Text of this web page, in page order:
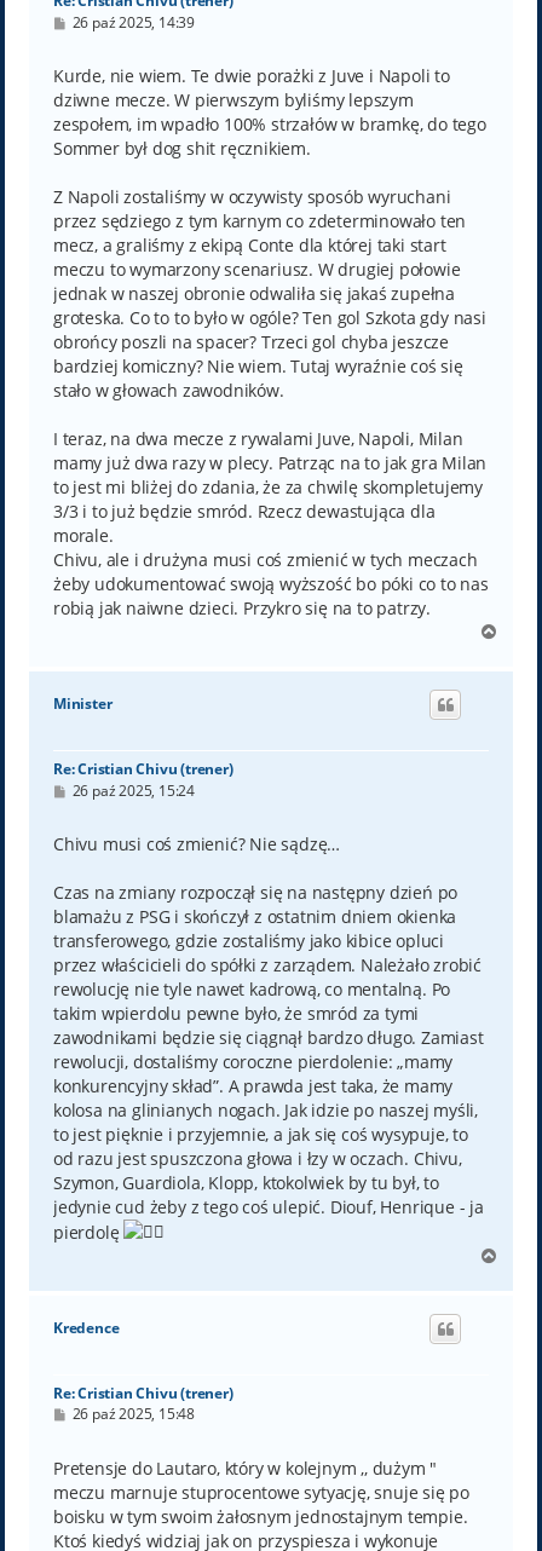
P
t
26 paź 2025, 14:39
Kurde, nie wiem. Te dwie porażki z Juve i Napoli to
dziwne mecze. W pierwszym byliśmy lepszym
zespołem, im wpadło 100% strzałów w bramkę, do tego
Sommer był dog shit ręcznikiem.
Z Napoli zostaliśmy w oczywisty sposób wyruchani
przez sędziego z tym karnym co zdeterminowało ten
mecz, a graliśmy z ekipą Conte dla której taki start
meczu to wymarzony scenariusz. W drugiej połowie
jednak w naszej obronie odwaliła się jakaś zupełna
groteska. Co to to było w ogóle? Ten gol Szkota gdy nasi
obrońcy poszli na spacer? Trzeci gol chyba jeszcze
bardziej komiczny? Nie wiem. Tutaj wyraźnie coś się
stało w głowach zawodników.
I teraz, na dwa mecze z rywalami Juve, Napoli, Milan
mamy już dwa razy w plecy. Patrząc na to jak gra Milan
to jest mi bliżej do zdania, że za chwilę skompletujemy
3/3 i to już będzie smród. Rzecz dewastująca dla
morale.
Chivu, ale i drużyna musi coś zmienić w tych meczach
żeby udokumentować swoją wyższość bo póki co to nas
robią jak naiwne dzieci. Przykro się na to patrzy.
g
Minister
Re: Cristian Chivu (trener)
P
t
26 paź 2025, 15:24
Chivu musi coś zmienić? Nie sądzę…
Czas na zmiany rozpoczął się na następny dzień po
blamażu z PSG i skończył z ostatnim dniem okienka
transferowego, gdzie zostaliśmy jako kibice opluci
przez właścicieli do spółki z zarządem. Należało zrobić
rewolucję nie tyle nawet kadrową, co mentalną. Po
takim wpierdolu pewne było, że smród za tymi
zawodnikami będzie się ciągnął bardzo długo. Zamiast
rewolucji, dostaliśmy coroczne pierdolenie: „mamy
konkurencyjny skład”. A prawda jest taka, że mamy
kolosa na glinianych nogach. Jak idzie po naszej myśli,
to jest pięknie i przyjemnie, a jak się coś wysypuje, to
od razu jest spuszczona głowa i łzy w oczach. Chivu,
Szymon, Guardiola, Klopp, ktokolwiek by tu był, to
jedynie cud żeby z tego coś ulepić. Diouf, Henrique - ja
pierdolę
g
Kredence
Re: Cristian Chivu (trener)
P
t
26 paź 2025, 15:48
Pretensje do Lautaro, który w kolejnym ,, dużym "
meczu marnuje stuprocentowe sytyację, snuje się po
boisku w tym swoim żałosnym jednostajnym tempie.
Ktoś kiedyś widziaj jak on przyspiesza i wykonuje